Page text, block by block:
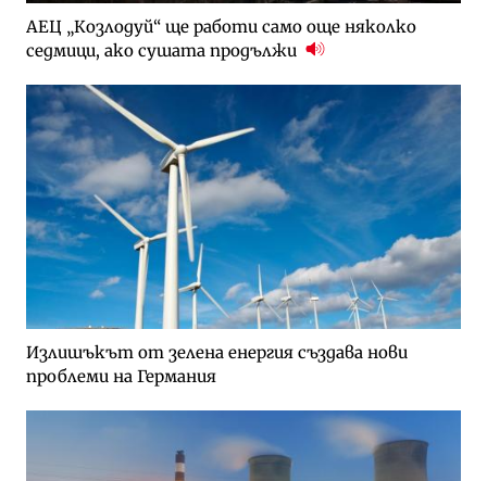
АЕЦ „Козлодуй“ ще работи само още няколко
седмици, ако сушата продължи
Излишъкът от зелена енергия създава нови
проблеми на Германия